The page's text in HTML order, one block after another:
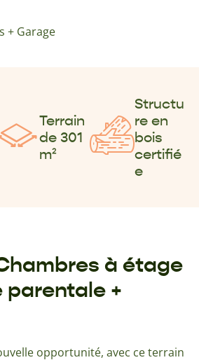
+ Garage
Terrain
de 301
m²
Structu
re en
bois
certifié
e
à étage
parentale +
opportunité, avec ce terrain